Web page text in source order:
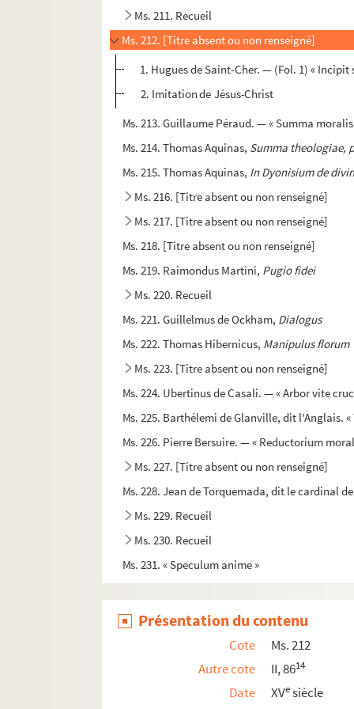
Ms. 211. Recueil
Ms. 212. [Titre absent ou non renseigné]
1. Hugues de Saint-Cher. — (Fol. 1) «
2. Imitation de Jésus-Christ
Ms. 213. Guillaume Péraud. — « Summa
Ms. 214. Thomas Aquinas, Summa theologiae,
Ms. 215. Thomas Aquinas, In Dyonisium de
Ms. 216. [Titre absent ou non renseigné]
Ms. 217. [Titre absent ou non renseigné]
Ms. 218. [Titre absent ou non renseigné]
Ms. 219. Raimondus Martini, Pugio fidei
Ms. 220. Recueil
Ms. 221. Guillelmus de Ockham, Dialogus
Ms. 222. Thomas Hibernicus, Manipulus florum
Ms. 223. [Titre absent ou non renseigné]
Ms. 224. Ubertinus de Casali. — « Arbor vite
Ms. 225. Barthélemi de Glanville, dit l'Anglais.
Ms. 226. Pierre Bersuire. — « Reductorium
Ms. 227. [Titre absent ou non renseigné]
Ms. 228. Jean de Torquemada, dit le cardinal
Ms. 229. Recueil
Ms. 230. Recueil
Ms. 231. « Speculum anime »
Ms. 233. [Titre absent ou non renseigné]
Ms. 234. Petrus Lombardus,
Sententiae I, IV
Ms. 235. Pierre Lombard. — « Liber
Ms. 236-239. Innocentius V (Petrus de
Présentation du contenu
Cote
Ms. 212
Autre cote
II, 8614
Date XVesiècle